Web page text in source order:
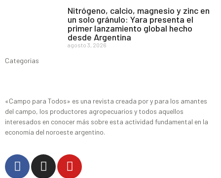
Nitrógeno, calcio, magnesio y zinc en
un solo gránulo: Yara presenta el
primer lanzamiento global hecho
desde Argentina
agosto 3, 2026
Categorias
«Campo para Todos» es una revista creada por y para los amantes
del campo, los productores agropecuarios y todos aquellos
interesados en conocer más sobre esta actividad fundamental en la
economía del noroeste argentino.